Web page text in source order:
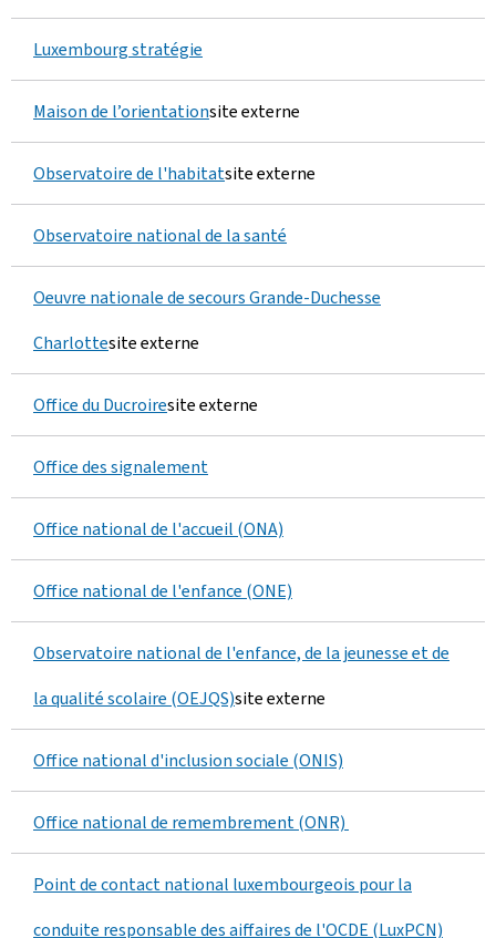
Luxembourg stratégie
Maison de l’orientationsite externe
Observatoire de l'habitatsite externe
Observatoire national de la santé
Oeuvre nationale de secours Grande-Duchesse
Charlottesite externe
Office du Ducroiresite externe
Office des signalement
Office national de l'accueil (ONA)
Office national de l'enfance (ONE)
Observatoire national de l'enfance, de la jeunesse et de
la qualité scolaire (OEJQS)site externe
Office national d'inclusion sociale (ONIS)
Office national de remembrement (ONR)
Point de contact national luxembourgeois pour la
conduite responsable des aiffaires de l'OCDE (LuxPCN)